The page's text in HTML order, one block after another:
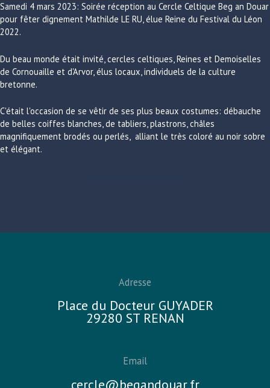
Samedi 4 mars 2023: Soirée réception au Cercle Celtique Beg an Douar
pour fêter dignement Mathilde LE RU, élue Reine du Festival du Léon
2022.
Du beau monde était invité, cercles celtiques, Reines et Demoiselles
de Cornouaille et d'Arvor, élus locaux, individuels de la culture
bretonne.
C'était l'occasion de se vêtir de ses plus beaux costumes: débauche
de belles coiffes blanches, de tabliers, plastrons, châles
magnifiquement brodés ou perlés, alliant le très coloré au noir sobre
et élégant.
Adresse
Place du Docteur GUYADER
29280 ST RENAN
Email
cercle@begandouar.fr